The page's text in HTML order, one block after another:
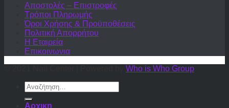
Αποστολές – Επιστροφές
Τρόποι Πληρωμής
Όροι Χρήσης & Προϋποθέσεις
Πολιτική Απορρήτου
Η Εταιρεία
Επικοινωνια
Who is Who Group
Αναζήτηση
για:
Αρχικη